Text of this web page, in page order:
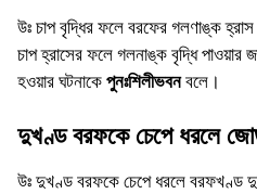
উঃ চাপ বৃদ্ধির ফলে বরফের গলণাঙ্ক
চাপ হ্রাসের ফলে গলনাঙ্ক বৃদ্ধি
হওয়ার ঘটনাকে পুনঃশিলীভবনবলে।
দুখণ্ড বরফকে চেপে ধরলে
উঃ দুখণ্ড বরফকে চেপে ধরলে বরফখণ্ড